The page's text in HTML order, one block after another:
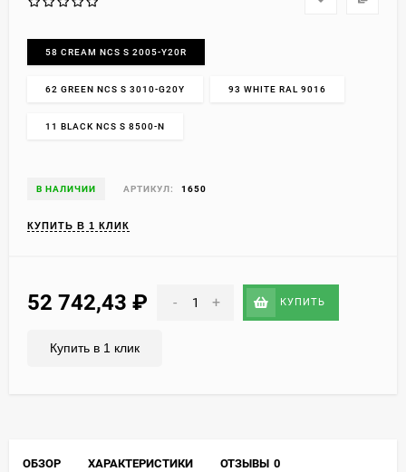
58 CREAM NCS S 2005-Y20R
62 GREEN NCS S 3010-G20Y 93 WHITE RAL 9016
11 BLACK NCS S 8500-N
В НАЛИЧИИ АРТИКУЛ: 1650
КУПИТЬ В 1 КЛИК
52 742,43 ₽ - + КУПИТЬ
Купить в 1 клик
ОБЗОР ХАРАКТЕРИСТИКИ ОТЗЫВЫ 0